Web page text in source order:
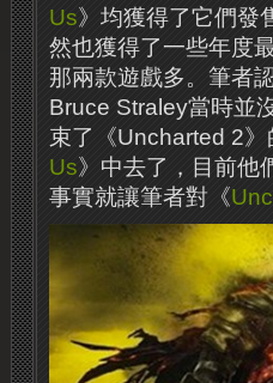
Us》均獲得了它們發
然也獲得了一些年度
那兩款遊戲多。筆者
Bruce Straley當時並
束了《Uncharted 2
Us》中去了，目前他
事實就讓筆者對《